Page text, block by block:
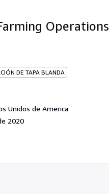
Operations
DE TAPA BLANDA
Unidos de America
2020